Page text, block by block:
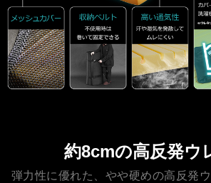
約8cmの高反発ウ
弾力性に優れた、やや硬めの高反発ウ